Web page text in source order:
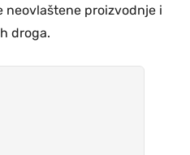
neovlaštene proizvodnje i
droga.